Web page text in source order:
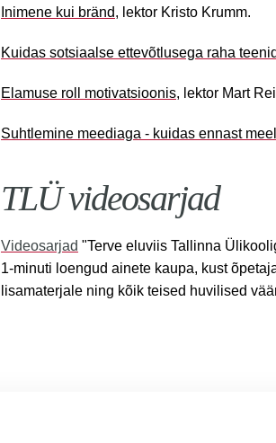
Inimene kui bränd, lektor Kristo Krumm.
Kuidas sotsiaalse ettevõtlusega raha
Elamuse roll motivatsioonis, lektor Mart
Suhtlemine meediaga - kuidas ennast
TLÜ videosarjad
Videosarjad "Terve eluviis Tallinna
1-minuti loengud ainete kaupa, kust
lisamaterjale ning kõik teised huvilised